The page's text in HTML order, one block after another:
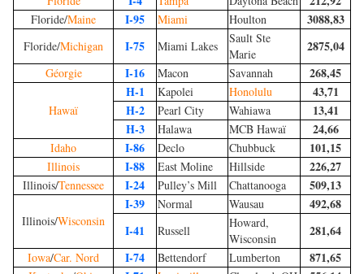
Floride/Maine I-95 Miami Houlton 3088,83
Floride/Michigan I-75 Miami Lakes
Sault Ste
Marie
2875,04
Géorgie I-16 Macon Savannah 268,45
Hawaï
H-1 Kapolei Honolulu
43,71
H-2
Pearl City Wahiawa
13,41
H-3
Halawa MCB Hawaï 24,66
Idaho I-86 Declo Chubbuck 101,15
Illinois I-88 East Moline Hillside 226,27
Illinois/Tennessee I-24 Pulley’s Mill Chattanooga 509,13
Illinois/Wisconsin
I-39 Normal Wausau
492,68
I-41
Russell
Howard,
Wisconsin
281,64
Iowa/Car. Nord I-74 Bettendorf Lumberton 871,65